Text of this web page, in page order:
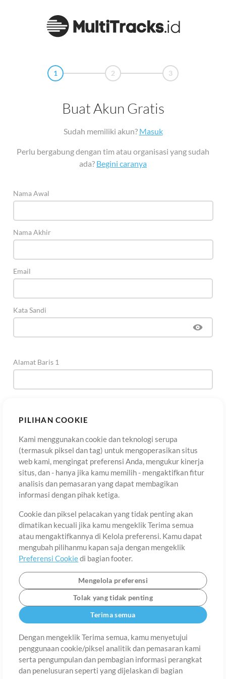
PILIHAN COOKIE
Kami menggunakan cookie dan teknologi serupa
(termasuk piksel dan tag) untuk mengoperasikan situs
web kami, mengingat preferensi Anda, mengukur kinerja
situs, dan - hanya jika kamu memilih - mengaktifkan fitur
analisis dan pemasaran yang dapat membagikan
informasi dengan pihak ketiga.
Cookie dan piksel pelacakan yang tidak penting akan
dimatikan kecuali jika kamu mengeklik Terima semua
atau mengaktifkannya di Kelola preferensi. Kamu dapat
mengubah pilihanmu kapan saja dengan mengeklik
Preferensi Cookiedi bagian footer.
Mengelola preferensi
Tolak yang tidak penting
Terima semua
Dengan mengeklik Terima semua, kamu menyetujui
penggunaan cookie/piksel analitik dan pemasaran kami
serta pengumpulan dan pembagian informasi perangkat
dan penelusuran seperti yang dijelaskan di bagian
1 2 3
Buat Akun Gratis
Sudah memiliki akun? Masuk
Perlu bergabung dengan tim atau organisasi yang sudah
ada? Begini caranya
Nama Awal
Nama Akhir
Email
Kata Sandi
Alamat Baris 1
Kota
Negara
Provinsi Bahasa
Tentang Ketentuan Penggunaan Kebijakan Privasi
Preferensi
Cookie
Hubungi
©2006-2026 oleh MultiTracks.com LLC. Semua Hak Cipta Dilindungi